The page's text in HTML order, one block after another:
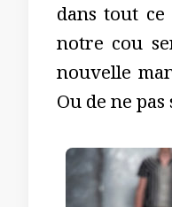
dans tout
notre cou
nouvelle
Ou de ne